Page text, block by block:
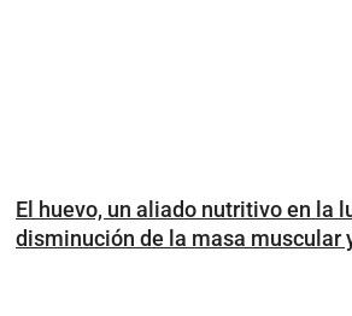
El huevo, un aliado nutritivo en la
disminución de la masa muscular